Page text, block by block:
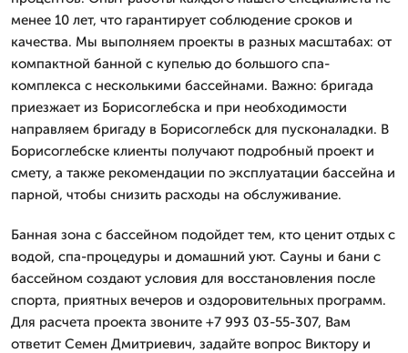
менее 10 лет, что гарантирует соблюдение сроков и
качества. Мы выполняем проекты в разных масштабах: от
компактной банной с купелью до большого спа-
комплекса с несколькими бассейнами. Важно: бригада
приезжает из Борисоглебска и при необходимости
направляем бригаду в Борисоглебск для пусконаладки. В
Борисоглебске клиенты получают подробный проект и
смету, а также рекомендации по эксплуатации бассейна и
парной, чтобы снизить расходы на обслуживание.
Банная зона с бассейном подойдет тем, кто ценит отдых с
водой, спа-процедуры и домашний уют. Сауны и бани с
бассейном создают условия для восстановления после
спорта, приятных вечеров и оздоровительных программ.
Для расчета проекта звоните +7 993 03-55-307, Вам
ответит Семен Дмитриевич, задайте вопрос Виктору и